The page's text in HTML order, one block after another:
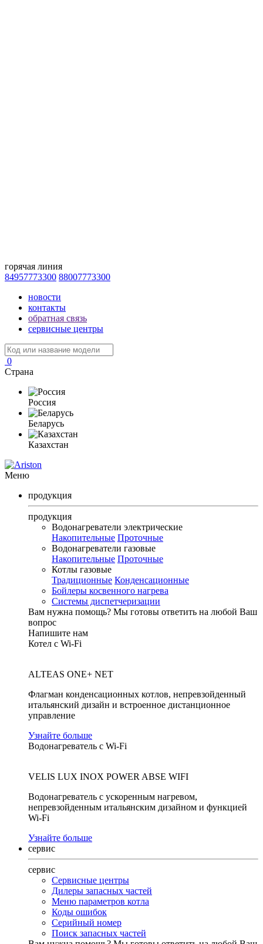
горячая линия
84957773300 88007773300
новости
контакты
обратная связь
сервисные центры
0
Страна
Россия
Беларусь
Казахстан
Меню
продукция
продукция
Водонагреватели электрические
Накопительные Проточные
Водонагреватели газовые
Накопительные Проточные
Котлы газовые
Традиционные Конденсационные
Бойлеры косвенного нагрева
Системы диспетчеризации
Вам нужна помощь? Мы готовы ответить на любой Ваш
вопрос
Напишите нам
Котел с Wi-Fi
ALTEAS ONE+ NET
Флагман конденсационных котлов, непревзойденный
итальянский дизайн и встроенное дистанционное
управление
Узнайте больше
Водонагреватель с Wi-Fi
VELIS LUX INOX POWER ABSE WIFI
Водонагреватель с ускоренным нагревом,
непревзойденным итальянским дизайном и функцией
Wi-Fi
Узнайте больше
сервис
сервис
Сервисные центры
Дилеры запасных частей
Меню параметров котла
Коды ошибок
Серийный номер
Поиск запасных частей